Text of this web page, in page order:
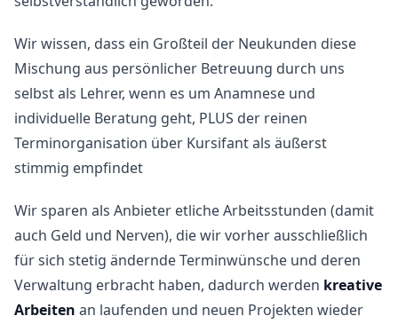
Wir wissen, dass ein Großteil der Neukunden diese
Mischung aus persönlicher Betreuung durch uns
selbst als Lehrer, wenn es um Anamnese und
individuelle Beratung geht, PLUS der reinen
Terminorganisation über Kursifant als äußerst
stimmig empfindet
Wir sparen als Anbieter etliche Arbeitsstunden (damit
auch Geld und Nerven), die wir vorher ausschließlich
für sich stetig ändernde Terminwünsche und deren
Verwaltung erbracht haben, dadurch werden kreative
Arbeiten an laufenden und neuen Projekten wieder